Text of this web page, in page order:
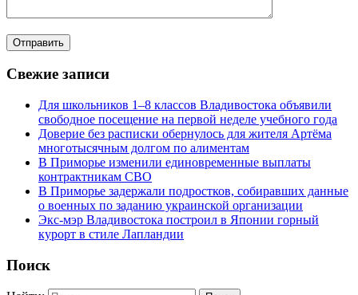
Свежие записи
Для школьников 1–8 классов Владивостока объявили
свободное посещение на первой неделе учебного года
Доверие без расписки обернулось для жителя Артёма
многотысячным долгом по алиментам
В Приморье изменили единовременные выплаты
контрактникам СВО
В Приморье задержали подростков, собиравших данные
о военных по заданию украинской организации
Экс-мэр Владивостока построил в Японии горный
курорт в стиле Лапландии
Поиск